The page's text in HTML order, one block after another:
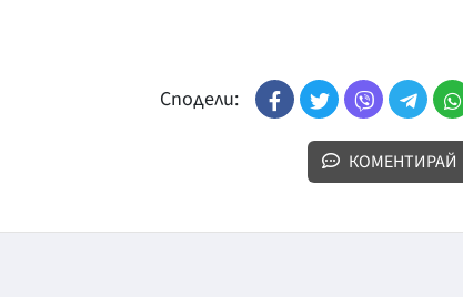
Сподели:
КОМЕНТИРАЙ